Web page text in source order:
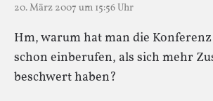
20. März 2007 um 15:56 Uhr
Hm, warum hat man die
schon einberufen, als sich mehr
beschwert haben?